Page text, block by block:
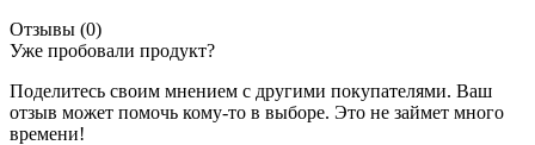
Отзывы (0)
Уже пробовали продукт?
Поделитесь своим мнением с другими покупателями. Ваш
отзыв может помочь кому-то в выборе. Это не займет много
времени!